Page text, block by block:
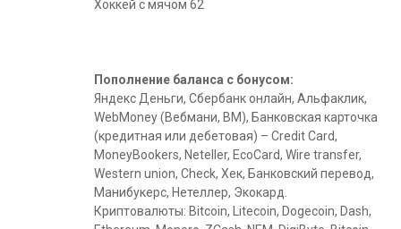
Хоккей с мячом 62
Пополнение баланса с бонусом:
Яндекс Деньги, Сбербанк онлайн, Альфаклик,
WebMoney (Вебмани, ВМ), Банковская карточка
(кредитная или дебетовая) – Credit Card,
MoneyBookers, Neteller, EcoCard, Wire transfer,
Western union, Check, Xек, Банковский перевод,
Манибукерс, Нетеллер, Экокард.
Криптовалюты: Bitcoin, Litecoin, Dogecoin, Dash,